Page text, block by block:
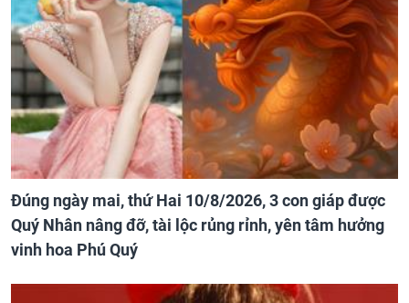
Đúng ngày mai, thứ Hai 10/8/2026, 3 con giáp được
Quý Nhân nâng đỡ, tài lộc rủng rỉnh, yên tâm hưởng
vinh hoa Phú Quý